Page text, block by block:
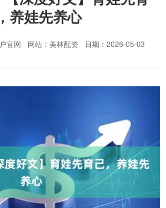
养娃先养心
官网 网站：美林配资
日期：2026-05-03